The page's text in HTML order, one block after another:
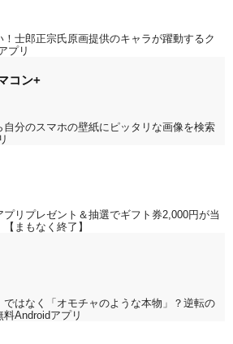
士郎正宗氏原画提供のキャラが躍動するク
プリ
コン+
分のスマホの壁紙にピッタリな画像を検索
プリプレゼント＆抽選でギフト券2,000円が当
まもなく終了】
ではなく「オモチャのような本物」？逆転の
Androidアプリ